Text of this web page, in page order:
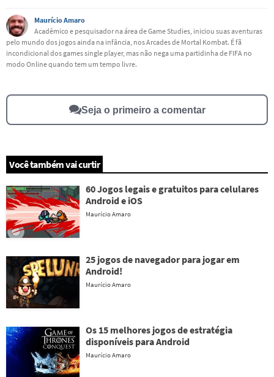
Este conteúdo contém informação incorreta
Este conteúdo não tem a informação que procuro
Outro
Maurício Amaro
Acadêmico e pesquisador na área de Game Studies, iniciou suas aventuras
pelo mundo dos jogos ainda na infância, nos Arcades de Mortal Kombat. É fã
incondicional dos games single player, mas não nega uma partidinha de FIFA no
modo Online quando tem um tempo livre.
Seja o primeiro a comentar
Você também vai curtir
60 Jogos legais e gratuitos para celulares
Android e iOS
Maurício Amaro
25 jogos de navegador para jogar em
Android!
Maurício Amaro
Os 15 melhores jogos de estratégia
disponíveis para Android
Maurício Amaro